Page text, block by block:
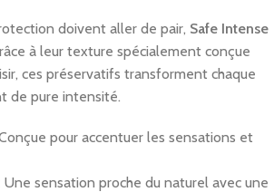
doivent aller de pair, Safe Intense
à leur texture spécialement conçue
ces préservatifs transforment chaque
de pure intensité.
pour accentuer les sensations et
Une sensation proche du naturel avec une